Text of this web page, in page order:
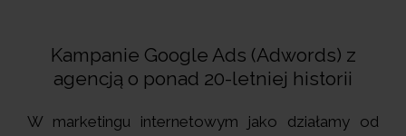
Kampanie Google Ads (Adwords) z
agencją o ponad 20-letniej historii
W marketingu internetowym jako działamy od